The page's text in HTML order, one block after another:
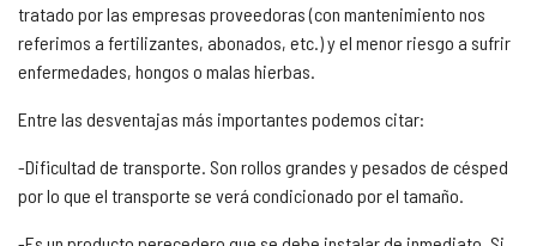
tratado por las empresas proveedoras (con mantenimiento nos
referimos a fertilizantes, abonados, etc.) y el menor riesgo a sufrir
enfermedades, hongos o malas hierbas.
Entre las desventajas más importantes podemos citar:
-Dificultad de transporte. Son rollos grandes y pesados de césped
por lo que el transporte se verá condicionado por el tamaño.